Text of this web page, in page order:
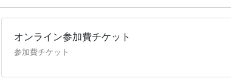
【注意点】
当授業内で発生した事故には一切の責任を負いま
オンライン参加費チケット
参加費チケット